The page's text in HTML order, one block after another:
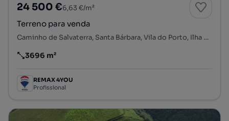
24 500 €6,63 €/m²
Terreno para venda
Caminho de Salvaterra, Santa Bárbara, Vila do Porto, Ilha de Santa Maria
Preço por metro quadrado
3696 m²
REMAX 4YOU
Profissional